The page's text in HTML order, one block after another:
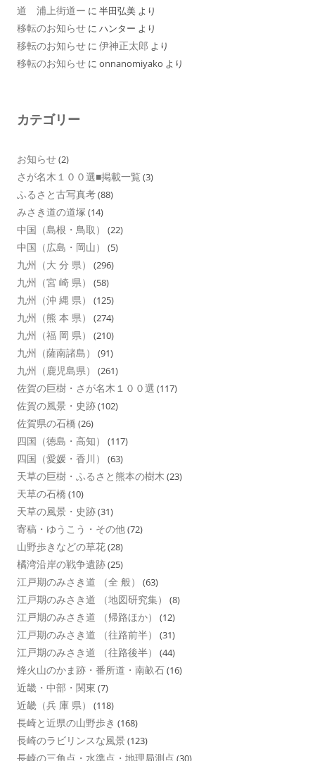
道 浦上街道ー に 半田弘美 より
移転のお知らせ に ハンター より
移転のお知らせ に 伊神正太郎 より
移転のお知らせ に onnanomiyako より
カテゴリー
お知らせ(2)
さが名木１００選■掲載一覧 (3)
ふるさと古写真考(88)
みさき道の道塚 (14)
中国（島根・鳥取） (22)
中国（広島・岡山） (5)
九州（大 分 県） (296)
九州（宮 崎 県） (58)
九州（沖 縄 県） (125)
九州（熊 本 県） (274)
九州（福 岡 県） (210)
九州（薩南諸島） (91)
九州（鹿児島県） (261)
佐賀の巨樹・さが名木１００選 (117)
佐賀の風景・史跡(102)
佐賀県の石橋 (26)
四国（徳島・高知） (117)
四国（愛媛・香川） (63)
天草の巨樹・ふるさと熊本の樹木 (23)
天草の石橋 (10)
天草の風景・史跡(31)
寄稿・ゆうこう・その他(72)
山野歩きなどの草花(28)
橘湾沿岸の戦争遺跡(25)
江戸期のみさき道 （全 般） (63)
江戸期のみさき道 （地図研究集） (8)
江戸期のみさき道 （帰路ほか） (12)
江戸期のみさき道 （往路前半） (31)
江戸期のみさき道 （往路後半） (44)
烽火山のかま跡・番所道・南畝石(16)
近畿・中部・関東 (7)
近畿（兵 庫 県） (118)
長崎と近県の山野歩き (168)
長崎のラビリンスな風景 (123)
長崎の三角点・水準点・地理局測点 (30)